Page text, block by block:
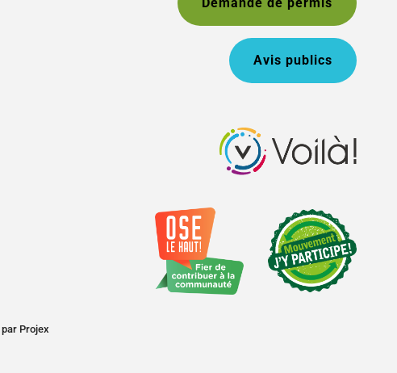
Avis publics
par Projex